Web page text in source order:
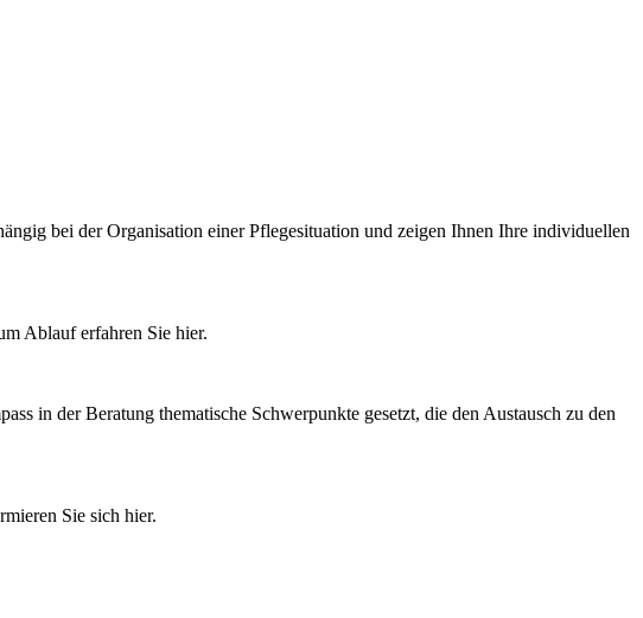
bei der Organisation einer Pflegesituation und zeigen Ihnen Ihre individuellen
Ablauf erfahren Sie hier.
in der Beratung thematische Schwerpunkte gesetzt, die den Austausch zu den
Sie sich hier.